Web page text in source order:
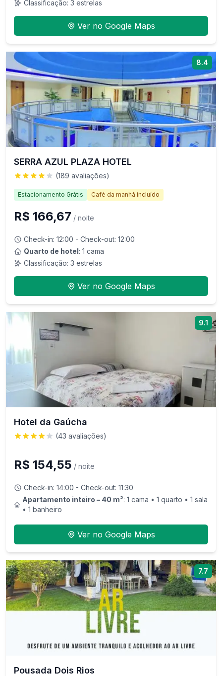
Classificação: 3 estrelas
Ver no Google Maps
8.4
SERRA AZUL PLAZA HOTEL
(189 avaliações)
Estacionamento Grátis Café da manhã incluído
R$ 166,67 / noite
Check-in: 12:00 - Check-out: 12:00
Quarto de hotel: 1 cama
Classificação: 3 estrelas
Ver no Google Maps
9.1
Hotel da Gaúcha
(43 avaliações)
R$ 154,55 / noite
Check-in: 14:00 - Check-out: 11:30
Apartamento inteiro – 40 m²: 1 cama • 1 quarto • 1 sala
• 1 banheiro
Ver no Google Maps
7.7
Pousada Dois Rios